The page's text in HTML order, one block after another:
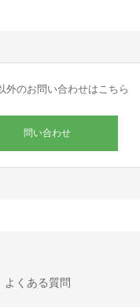
外のお問い合わせはこちら
問い合わせ
よくある質問